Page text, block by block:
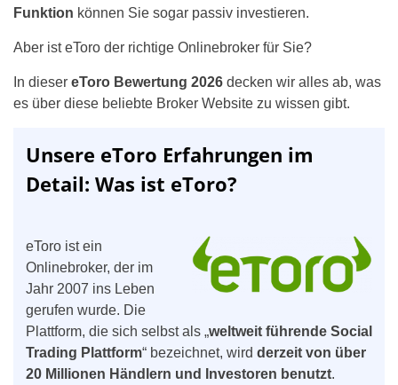
Funktion können Sie sogar passiv investieren.
Aber ist eToro der richtige Onlinebroker für Sie?
In dieser eToro Bewertung 2026 decken wir alles ab, was
es über diese beliebte Broker Website zu wissen gibt.
Unsere eToro Erfahrungen im
Detail: Was ist eToro?
eToro ist ein
Onlinebroker, der im
Jahr 2007 ins Leben
gerufen wurde. Die
Plattform, die sich selbst als „weltweit führende Social
Trading Plattform“ bezeichnet, wird derzeit von über
20 Millionen Händlern und Investoren benutzt.